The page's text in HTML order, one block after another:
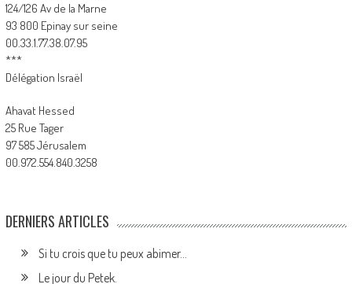
124/126 Av de la Marne
93 800 Epinay sur seine
00.33.1.77.38.07.95
***
Délégation Israël
Ahavat Hessed
25 Rue Tager
97 585 Jérusalem
00.972.554.840.3258
DERNIERS ARTICLES
Si tu crois que tu peux abimer…
Le jour du Petek.